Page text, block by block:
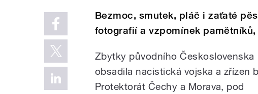
Bezmoc, smutek, pláč i zaťaté
fotografií a vzpomínek
Zbytky původního Československa
obsadila nacistická vojska a zřízen
Protektorát Čechy a Morava, pod